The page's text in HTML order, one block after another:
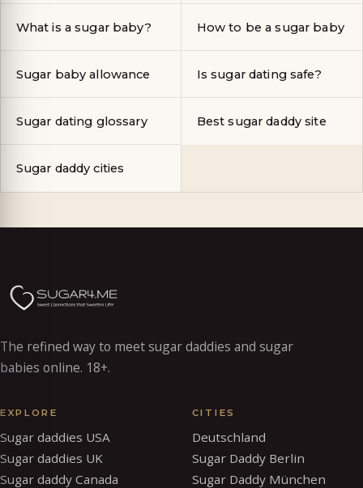
What is a sugar baby? How to be a sugar baby
Sugar baby allowance Is sugar dating safe?
Sugar dating glossary Best sugar daddy site
Sugar daddy cities
The refined way to meet sugar daddies and sugar
babies online. 18+.
EXPLORE
Sugar daddies USA
Sugar daddies UK
Sugar daddy Canada
CITIES
Deutschland
Sugar Daddy Berlin
Sugar Daddy München